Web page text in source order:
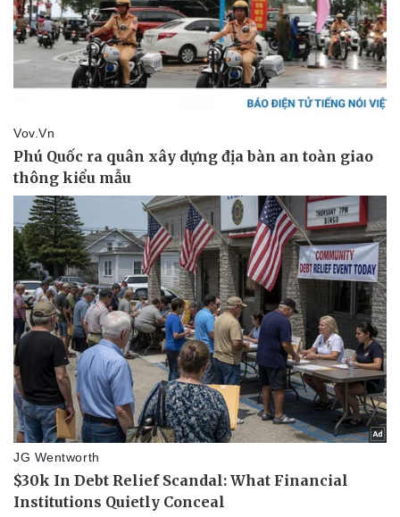
Kinh tế
Bất động sản
Khởi nghiệp
Thị trường
Giá vàng
Tiêu dùng
Tỷ giá
Chứng khoán